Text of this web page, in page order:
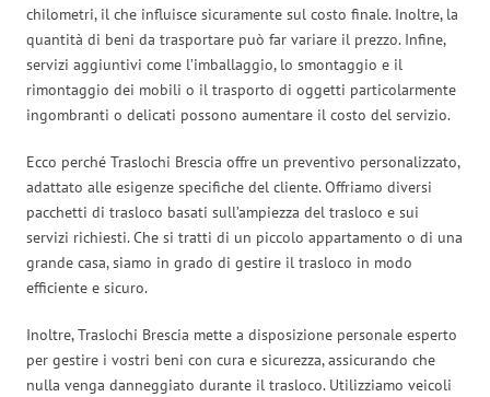
chilometri, il che influisce sicuramente sul costo finale. Inoltre, la
quantità di beni da trasportare può far variare il prezzo. Infine,
servizi aggiuntivi come l’imballaggio, lo smontaggio e il
rimontaggio dei mobili o il trasporto di oggetti particolarmente
ingombranti o delicati possono aumentare il costo del servizio.
Ecco perché Traslochi Brescia offre un preventivo personalizzato,
adattato alle esigenze specifiche del cliente. Offriamo diversi
pacchetti di trasloco basati sull’ampiezza del trasloco e sui
servizi richiesti. Che si tratti di un piccolo appartamento o di una
grande casa, siamo in grado di gestire il trasloco in modo
efficiente e sicuro.
Inoltre, Traslochi Brescia mette a disposizione personale esperto
per gestire i vostri beni con cura e sicurezza, assicurando che
nulla venga danneggiato durante il trasloco. Utilizziamo veicoli